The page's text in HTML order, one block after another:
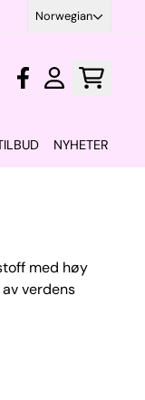
Norwegian
NYHETER
med høy
verdens